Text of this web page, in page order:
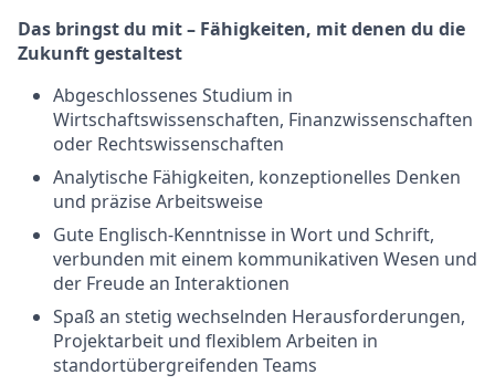
Das bringst du mit – Fähigkeiten, mit denen du die
Zukunft gestaltest
Abgeschlossenes Studium in
Wirtschaftswissenschaften, Finanzwissenschaften
oder Rechtswissenschaften
Analytische Fähigkeiten, konzeptionelles Denken
und präzise Arbeitsweise
Gute Englisch-Kenntnisse in Wort und Schrift,
verbunden mit einem kommunikativen Wesen und
der Freude an Interaktionen
Spaß an stetig wechselnden Herausforderungen,
Projektarbeit und flexiblem Arbeiten in
standortübergreifenden Teams